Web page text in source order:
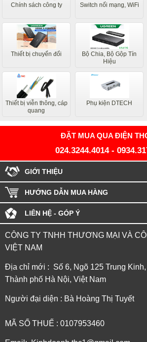
Chính sách công ty Switch nối mạng, WiFi
Thiết bị chuyển đổi
Bộ Chia, Bộ Gộp Tín
Hiệu
Thiết bị viễn thông, cáp
quang
Phụ kiện DTECH
ĐẶT MUA QUA ĐIỆN
024.3244.4014-
GIỚI THIỆU
HƯỚNG DẪN MUA HÀNG
LIÊN HỆ - GÓP Ý
CÔNG TY TNHH THƯƠNG MẠI VÀ
VIỆT NAM
Địa chỉ mới : Số 6, Ngõ 125 Trung
Thành phố Hà Nội, Việt Nam
Người đại diện : Bà Hoàng Thị Tuyết
MÃ SỐ THUẾ : 0107953460